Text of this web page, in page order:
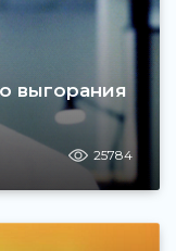
выгорания
25784